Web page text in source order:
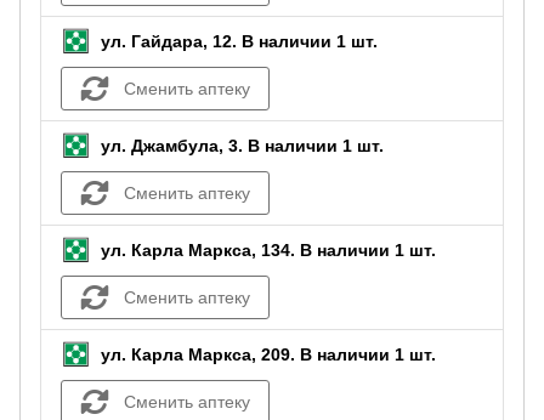
ул. Гайдара, 12. В наличии 1 шт.
Сменить аптеку
ул. Джамбула, 3. В наличии 1 шт.
Сменить аптеку
ул. Карла Маркса, 134. В наличии 1 шт.
Сменить аптеку
ул. Карла Маркса, 209. В наличии 1 шт.
Сменить аптеку